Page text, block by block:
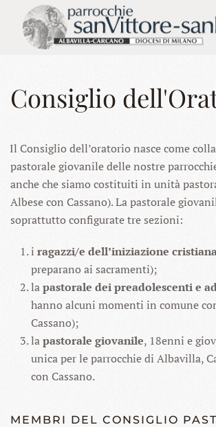
Skip to main content
Consiglio
Il Consiglio dell’oratorio nasce come
pastorale giovanile delle nostre
anche che siamo costituiti in unità
Albese con Cassano). La pastorale
soprattutto configurate tre sezioni:
i ragazzi/e dell’iniziazione
preparano ai sacramenti);
lapastorale dei preadolescenti e
hanno alcuni momenti in comune
Cassano);
lapastorale giovanile, 18enni e
unica per le parrocchie di Albavilla,
con Cassano.
MEMBRI DEL CONSIGLIO